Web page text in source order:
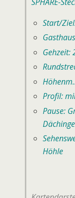
Start/
Gehzeit:
Profil:
Pause:
Höhle